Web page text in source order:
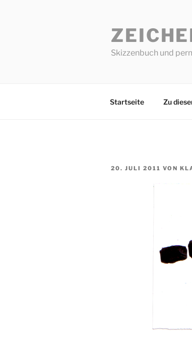
Skizzenbuch und
Startseite Zu
VERÖFFENTLICHT
20. JULI 2011 VON